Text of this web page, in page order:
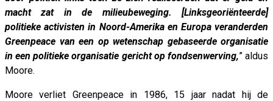
macht zat in de milieubeweging. [Linksgeoriënteerde]
politieke activisten in Noord-Amerika en Europa veranderden
Greenpeace van een op wetenschap gebaseerde organisatie
in een politieke organisatie gericht op fondsenwerving,” aldus
Moore.
Moore verliet Greenpeace in 1986, 15 jaar nadat hij de